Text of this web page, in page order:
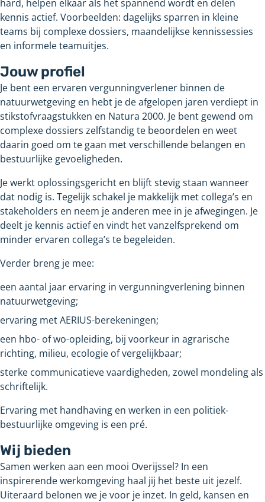
hard, helpen elkaar als het spannend wordt en delen
kennis actief. Voorbeelden: dagelijks sparren in kleine
teams bij complexe dossiers, maandelijkse kennissessies
en informele teamuitjes.
Jouw profiel
Je bent een ervaren vergunningverlener binnen de
natuurwetgeving en hebt je de afgelopen jaren verdiept in
stikstofvraagstukken en Natura 2000. Je bent gewend om
complexe dossiers zelfstandig te beoordelen en weet
daarin goed om te gaan met verschillende belangen en
bestuurlijke gevoeligheden.
Je werkt oplossingsgericht en blijft stevig staan wanneer
dat nodig is. Tegelijk schakel je makkelijk met collega’s en
stakeholders en neem je anderen mee in je afwegingen. Je
deelt je kennis actief en vindt het vanzelfsprekend om
minder ervaren collega’s te begeleiden.
Verder breng je mee:
een aantal jaar ervaring in vergunningverlening binnen
natuurwetgeving;
ervaring met AERIUS-berekeningen;
een hbo- of wo-opleiding, bij voorkeur in agrarische
richting, milieu, ecologie of vergelijkbaar;
sterke communicatieve vaardigheden, zowel mondeling als
schriftelijk.
Ervaring met handhaving en werken in een politiek-
bestuurlijke omgeving is een pré.
Wij bieden
Samen werken aan een mooi Overijssel? In een
inspirerende werkomgeving haal jij het beste uit jezelf.
Uiteraard belonen we je voor je inzet. In geld, kansen en